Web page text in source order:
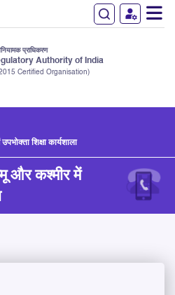
प्राधिकरण
Authority of India
Certified Organisation)
शिक्षा कार्यशाला
और कश्मीर में